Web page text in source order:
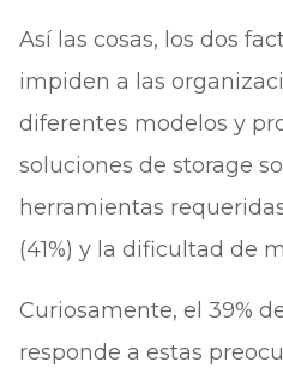
Así las cosas, los dos
impiden a las
diferentes modelos y
soluciones de storage
herramientas
(41%) y la dificultad de
Curiosamente, el 39%
responde a estas